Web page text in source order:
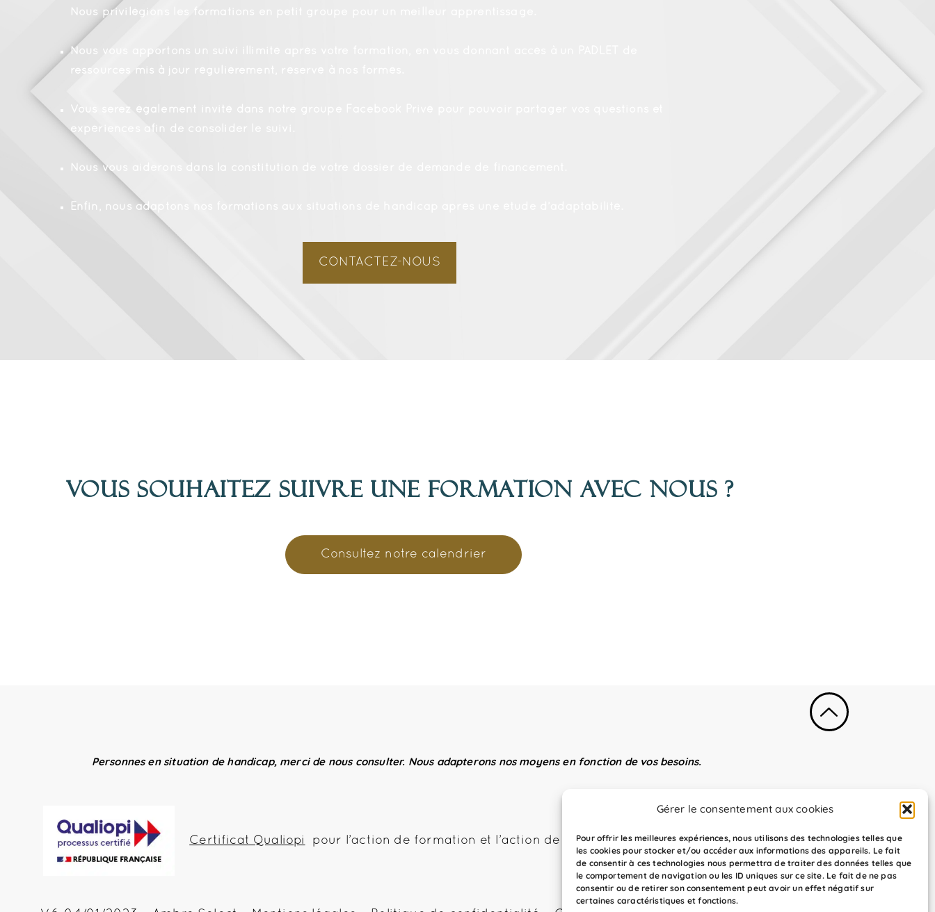
Gérer le consentement aux cookies
Pour offrir les meilleures expériences, nous utilisons des technologies telles que
les cookies pour stocker et/ou accéder aux informations des appareils. Le fait
de consentir à ces technologies nous permettra de traiter des données telles que
le comportement de navigation ou les ID uniques sur ce site. Le fait de ne pas
consentir ou de retirer son consentement peut avoir un effet négatif sur
certaines caractéristiques et fonctions.
Nous privilégions les formations en petit groupe pour un meilleur apprentissage.
Nous vous apportons un suivi illimité après votre formation, en vous donnant accès à un PADLET de
ressources mis à jour régulièrement, réservé à nos formés.
Vous serez également invité dans notre groupe Facebook Privé pour pouvoir partager vos questions et
expériences afin de consolider le suivi.
Nous vous aiderons dans la constitution de votre dossier de demande de financement.
Enfin, nous adaptons nos formations aux situations de handicap après une étude d’adaptabilité.
CONTACTEZ-NOUS
Vous souhaitez suivre une formation avec nous ?
Consultez notre calendrier
Personnes en situation de handicap, merci de nous consulter. Nous adapterons nos moyens en fonction de vos besoins.
Certificat Qualiopi pour l’action de formation et l’action de formation par apprentissage.